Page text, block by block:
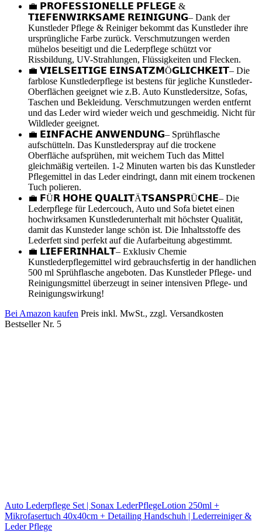
💼 𝗣𝗥𝗢𝗙𝗘𝗦𝗦𝗜𝗢𝗡𝗘𝗟𝗟𝗘 𝗣𝗙𝗟𝗘𝗚𝗘 &
𝗧𝗜𝗘𝗙𝗘𝗡𝗪𝗜𝗥𝗞𝗦𝗔𝗠𝗘 𝗥𝗘𝗜𝗡𝗜𝗚𝗨𝗡𝗚– Dank der
Kunstleder Pflege & Reiniger bekommt das Kunstleder ihre
ursprüngliche Farbe zurück. Verschmutzungen werden
mühelos beseitigt und die Lederpflege schützt vor
Rissbildung, UV-Strahlungen, Flüssigkeiten und Flecken.
💼 𝗩𝗜𝗘𝗟𝗦𝗘𝗜𝗧𝗜𝗚𝗘 𝗘𝗜𝗡𝗦𝗔𝗧𝗭𝗠Ö𝗚𝗟𝗜𝗖𝗛𝗞𝗘𝗜𝗧– Die
farblose Kunstlederpflege ist bestens für jegliche Kunstleder-
Oberflächen geeignet wie z.B. Auto Kunstledersitze, Sofas,
Taschen und Bekleidung. Verschmutzungen werden entfernt
und das Leder wird wieder weich und geschmeidig. Nicht für
Wildleder geeignet.
💼 𝗘𝗜𝗡𝗙𝗔𝗖𝗛𝗘 𝗔𝗡𝗪𝗘𝗡𝗗𝗨𝗡𝗚– Sprühflasche
aufschütteln. Das Kunstlederspray auf die trockene
Oberfläche aufsprühen, mit weichem Tuch das Mittel
gleichmäßig verteilen. 1-2 Minuten warten bis das Kunstleder
Pflegemittel in das Leder eindringt, dann mit einem trockenen
Tuch polieren.
💼 𝗙Ü𝗥 𝗛𝗢𝗛𝗘 𝗤𝗨𝗔𝗟𝗜𝗧Ä𝗧𝗦𝗔𝗡𝗦𝗣𝗥Ü𝗖𝗛𝗘– Die
Lederpflege für Ledercouch, Auto und Sofa bietet einen
hochwirksamen Kunstlederunterhalt mit höchster Qualität,
damit das Kunsteder lange schön ist. Die Inhaltsstoffe des
Lederfett sind perfekt auf die Aufarbeitung abgestimmt.
💼 𝗟𝗜𝗘𝗙𝗘𝗥𝗜𝗡𝗛𝗔𝗟𝗧– Exklusiv Chemie
Kunstlederpflegemittel wird gebrauchsfertig in der handlichen
500 ml Sprühflasche angeboten. Das Kunstleder Pflege- und
Reinigungsmittel überzeugt in seiner intensiven Pflege- und
Reinigungswirkung!
Bei Amazon kaufen Preis inkl. MwSt., zzgl. Versandkosten
Bestseller Nr. 5
Auto Lederpflege Set | Sonax LederPflegeLotion 250ml +
Mikrofasertuch 40x40cm + Detailing Handschuh | Lederreiniger &
Leder Pflege